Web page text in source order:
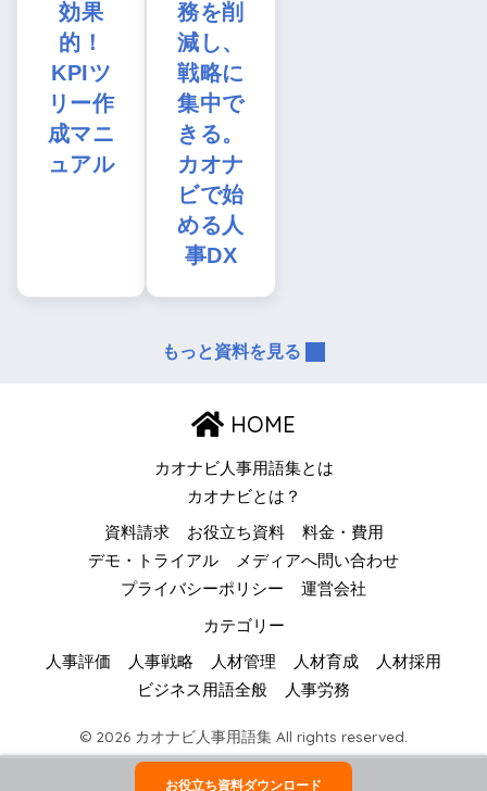
効果
的！
KPIツ
リー作
成マニ
ュアル
務を削
減し、
戦略に
集中で
きる。
カオナ
ビで始
める人
事DX
もっと資料を見る
HOME
カオナビ人事用語集とは
カオナビとは？
資料請求 お役立ち資料
料金・費用
デモ・トライアル
メディアへ問い合わせ
プライバシーポリシー
運営会社
カテゴリー
人事評価 人事戦略 人材管理 人材育成
人材採用
ビジネス用語全般
人事労務
© 2026 カオナビ人事用語集 All rights reserved.
お役立ち資料ダウンロード